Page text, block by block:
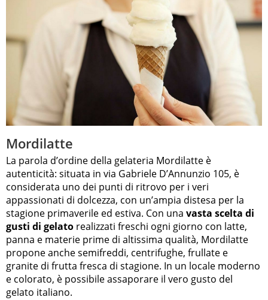
Mordilatte
La parola d’ordine della gelateria Mordilatte è
autenticità: situata in via Gabriele D’Annunzio 105, è
considerata uno dei punti di ritrovo per i veri
appassionati di dolcezza, con un’ampia distesa per la
stagione primaverile ed estiva. Con una vasta scelta di
gusti di gelato realizzati freschi ogni giorno con latte,
panna e materie prime di altissima qualità, Mordilatte
propone anche semifreddi, centrifughe, frullate e
granite di frutta fresca di stagione. In un locale moderno
e colorato, è possibile assaporare il vero gusto del
gelato italiano.